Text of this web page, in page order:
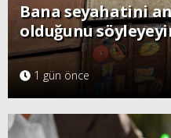
Bana seyahatini
olduğunu
1 gün önce